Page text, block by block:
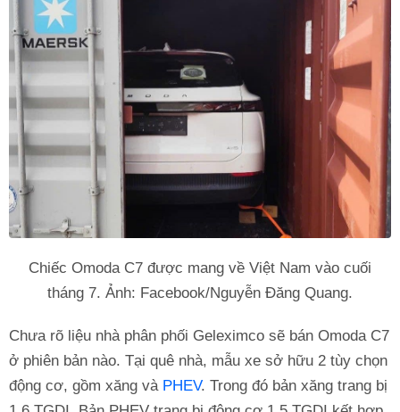
Chiếc Omoda C7 được mang về Việt Nam vào cuối
tháng 7. Ảnh: Facebook/Nguyễn Đăng Quang.
Chưa rõ liệu nhà phân phối Geleximco sẽ bán Omoda C7
ở phiên bản nào. Tại quê nhà, mẫu xe sở hữu 2 tùy chọn
động cơ, gồm xăng và PHEV. Trong đó bản xăng trang bị